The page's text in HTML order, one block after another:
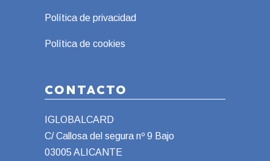
Política de privacidad
Política de cookies
CONTACTO
IGLOBALCARD
C/ Callosa del segura nº 9 Bajo
03005 ALICANTE